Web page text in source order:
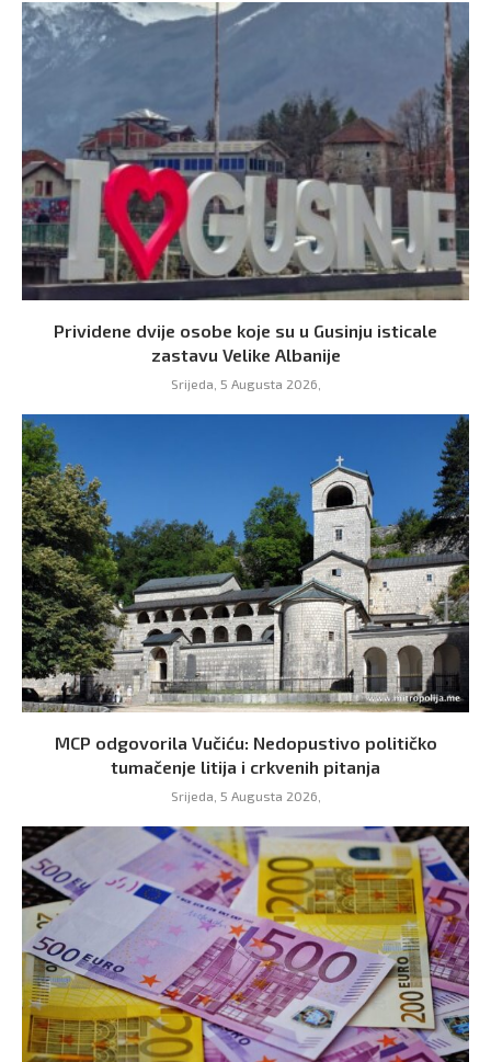
Prividene dvije osobe koje su u Gusinju isticale
zastavu Velike Albanije
Srijeda, 5 Augusta 2026,
MCP odgovorila Vučiću: Nedopustivo političko
tumačenje litija i crkvenih pitanja
Srijeda, 5 Augusta 2026,